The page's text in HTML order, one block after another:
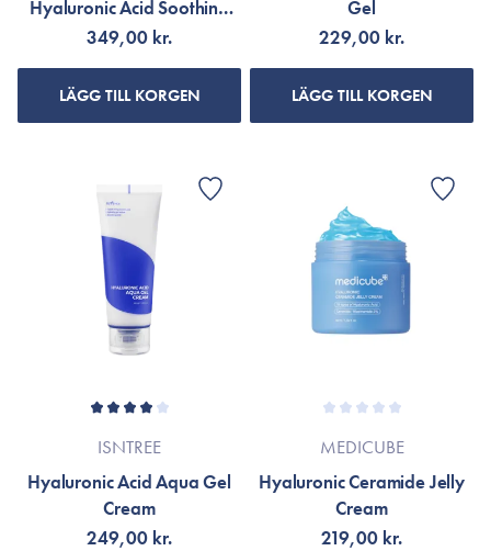
Hyaluronic Acid Soothing
Cream
349,00 kr.
LÄGG TILL KORGEN
Gel
229,00 kr.
LÄGG TILL KORGEN
ISNTREE
Hyaluronic Acid Aqua Gel
Cream
249,00 kr.
MEDICUBE
Hyaluronic Ceramide Jelly
Cream
219,00 kr.